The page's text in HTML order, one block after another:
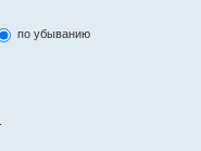
по убыванию